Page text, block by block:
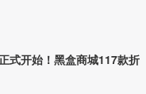
式开始！黑盒商城117款折